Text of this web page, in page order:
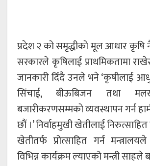
प्रदेश २ को समृद्धीको मूल आधार कृषि
सरकारले कृषिलाई प्राथमिकतामा
जानकारी दिँदै उनले भने ‘कृषीलाई
सिंचाई, बीऊबिजन तथा
बजारीकरणसम्मको व्यवस्थापन गर्न
छौं ।’ निर्वाहमुखी खेतीलाई
खेतीतर्फ प्रोत्साहित गर्न
विभिन्न कार्यक्रम ल्याएको मन्त्री साहले